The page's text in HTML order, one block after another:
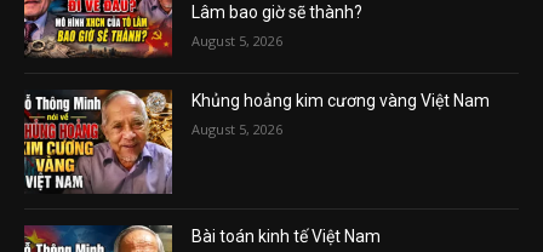
Lâm bao giờ sẽ thành?
August 5, 2026
Khủng hoảng kim cương vàng Việt Nam
August 5, 2026
Bài toán kinh tế Việt Nam